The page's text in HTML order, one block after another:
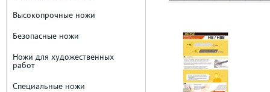
Высокопрочные ножи
Безопасные ножи
Ножи для художественных
работ
Специальные ножи